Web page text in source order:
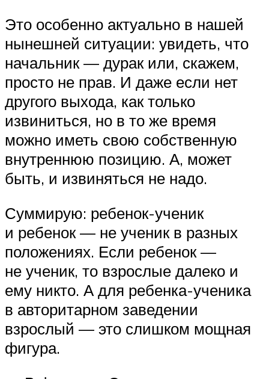
Это особенно актуально в нашей
нынешней ситуации: увидеть, что
начальник — дурак или, скажем,
просто не прав. И даже если нет
другого выхода, как только
извиниться, но в то же время
можно иметь свою собственную
внутреннюю позицию. А, может
быть, и извиняться не надо.
Суммирую: ребенок-ученик
и ребенок — не ученик в разных
положениях. Если ребенок —
не ученик, то взрослые далеко и
ему никто. А для ребенка-ученика
в авторитарном заведении
взрослый — это слишком мощная
фигура.